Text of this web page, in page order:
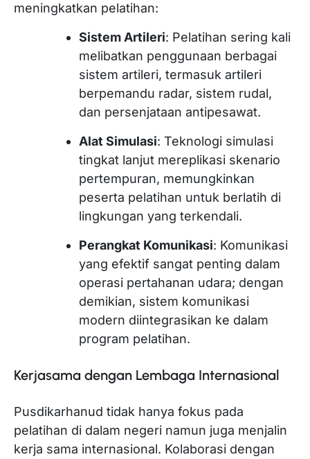
meningkatkan pelatihan:
Sistem Artileri: Pelatihan sering kali
melibatkan penggunaan berbagai
sistem artileri, termasuk artileri
berpemandu radar, sistem rudal,
dan persenjataan antipesawat.
Alat Simulasi: Teknologi simulasi
tingkat lanjut mereplikasi skenario
pertempuran, memungkinkan
peserta pelatihan untuk berlatih di
lingkungan yang terkendali.
Perangkat Komunikasi: Komunikasi
yang efektif sangat penting dalam
operasi pertahanan udara; dengan
demikian, sistem komunikasi
modern diintegrasikan ke dalam
program pelatihan.
Kerjasama dengan Lembaga Internasional
Pusdikarhanud tidak hanya fokus pada
pelatihan di dalam negeri namun juga menjalin
kerja sama internasional. Kolaborasi dengan